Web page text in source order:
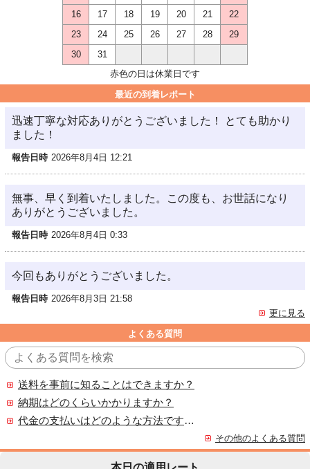
16
17 18 19 20 21
22
23
24 25 26 27 28
29
30
31
赤色の日は休業日です
最近の到着レポート
迅速丁寧な対応ありがとうございました！ とても助かり
ました！
報告日時 2026年8月4日 12:21
無事、早く到着いたしました。この度も、お世話になり
ありがとうございました。
報告日時 2026年8月4日 0:33
今回もありがとうございました。
報告日時 2026年8月3日 21:58
更に見る
よくある質問
送料を事前に知ることはできますか？
納期はどのくらいかかりますか？
代金の支払いはどのような方法ですか？
その他のよくある質問